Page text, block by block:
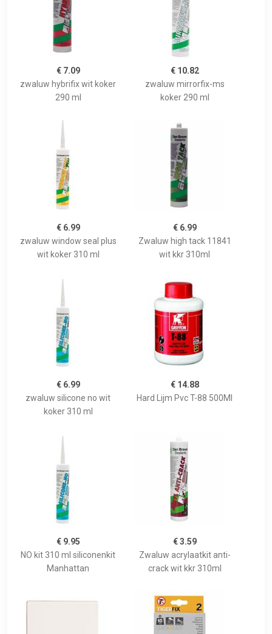
€ 7.09
zwaluw hybrifix wit koker
290 ml
€ 10.82
zwaluw mirrorfix-ms
koker 290 ml
€ 6.99
zwaluw window seal plus
wit koker 310 ml
€ 6.99
Zwaluw high tack 11841
wit kkr 310ml
€ 6.99
zwaluw silicone no wit
koker 310 ml
€ 14.88
Hard Lijm Pvc T-88 500Ml
€ 9.95
NO kit 310 ml siliconenkit
Manhattan
€ 3.59
Zwaluw acrylaatkit anti-
crack wit kkr 310ml